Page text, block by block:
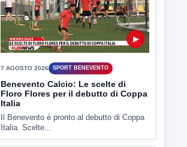
▶
7 AGOSTO 2026 SPORT BENEVENTO
Benevento Calcio: Le scelte di
Floro Flores per il debutto di Coppa
Italia
Il Benevento è pronto al debutto di Coppa
Italia. Scelte...